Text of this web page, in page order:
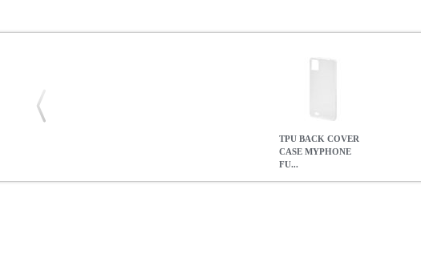
TPU BACK COVER
CASE MYPHONE
FU...